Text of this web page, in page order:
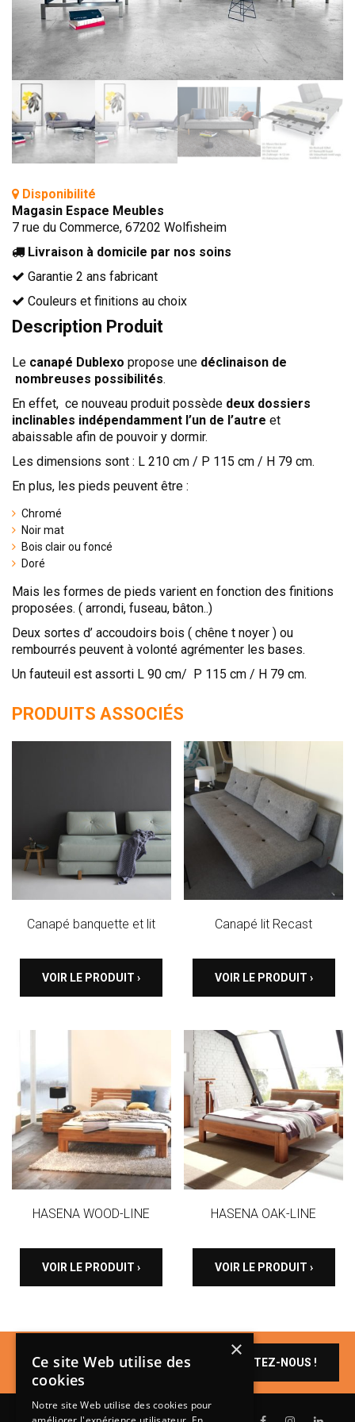
BIBLIOTHÈQUE
TABLE BASSE
FAUTEUILS
CANAPÉS
SALLES À MANGER
CHAISES
BAHUT
LITERIE
CONVERTIBLE
MATELAS
CADRES DE LIT
TÊTES DE LITS
MEUBLES DE COMPLÉMENT
AMÉNAGEMENTS SUR MESURE
AGENCEMENTS INTÉRIEURS
CONTEMPORAIN
AUTHENTIQUE
CHAMBRES COMPLÈTES
Disponibilité
Magasin Espace Meubles
7 rue du Commerce, 67202 Wolfisheim
Livraison à domicile par nos soins
Garantie 2 ans fabricant
Couleurs et finitions au choix
Description Produit
Le canapé Dublexo propose une déclinaison de
nombreuses possibilités.
En effet, ce nouveau produit possède deux dossiers
inclinables indépendamment l’un de l’autre et
abaissable afin de pouvoir y dormir.
Les dimensions sont : L 210 cm / P 115 cm / H 79 cm.
En plus, les pieds peuvent être :
Chromé
Noir mat
Bois clair ou foncé
Doré
Mais les formes de pieds varient en fonction des finitions
proposées. ( arrondi, fuseau, bâton..)
Deux sortes d’ accoudoirs bois ( chêne t noyer ) ou
rembourrés peuvent à volonté agrémenter les bases.
Un fauteuil est assorti L 90 cm/ P 115 cm / H 79 cm.
PRODUITS ASSOCIÉS
Canapé banquette et lit
VOIR LE PRODUIT ›
Canapé lit Recast
VOIR LE PRODUIT ›
HASENA WOOD-LINE
VOIR LE PRODUIT ›
HASENA OAK-LINE
VOIR LE PRODUIT ›
Un produit vous
intéresse ?
CONTACTEZ-NOUS !
×
Ce site Web utilise des
cookies
Notre site Web utilise des cookies pour